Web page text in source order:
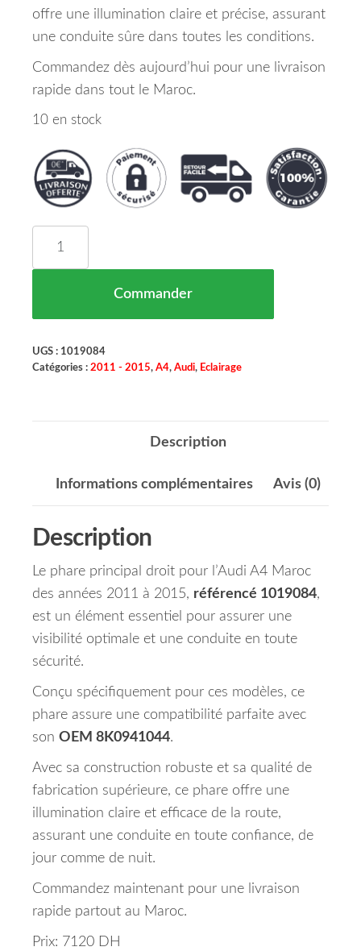
offre une illumination claire et précise, assurant
une conduite sûre dans toutes les conditions.
Commandez dès aujourd’hui pour une livraison
rapide dans tout le Maroc.
10 en stock
Commander
UGS : 1019084
Catégories : 2011 - 2015, A4, Audi, Eclairage
Description
Informations complémentaires Avis (0)
Description
Le phare principal droit pour l’Audi A4 Maroc
des années 2011 à 2015, référencé 1019084,
est un élément essentiel pour assurer une
visibilité optimale et une conduite en toute
sécurité.
Conçu spécifiquement pour ces modèles, ce
phare assure une compatibilité parfaite avec
son OEM 8K0941044.
Avec sa construction robuste et sa qualité de
fabrication supérieure, ce phare offre une
illumination claire et efficace de la route,
assurant une conduite en toute confiance, de
jour comme de nuit.
Commandez maintenant pour une livraison
rapide partout au Maroc.
Prix: 7120 DH